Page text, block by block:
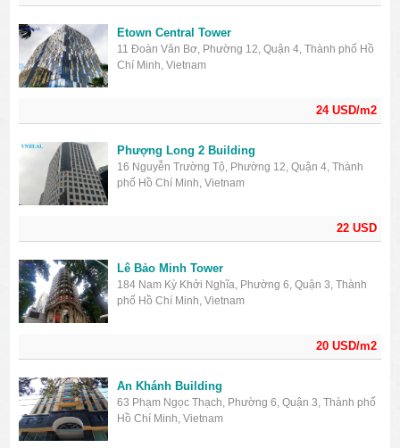
24 USD/m2
Etown Central Tower
11 Đoàn Văn Bơ, Phường 12, Quận 4, Thành phố Hồ
Chí Minh, Vietnam
22 USD
Phượng Long 2 Building
16 Nguyễn Trường Tộ, Phường 12, Quận 4, Thành
phố Hồ Chí Minh, Vietnam
20 USD/m2
Lê Bảo Minh Tower
184 Nam Kỳ Khởi Nghĩa, Phường 6, Quận 3, Thành
phố Hồ Chí Minh, Vietnam
An Khánh Building
63 Phạm Ngọc Thạch, Phường 6, Quận 3, Thành phố
Hồ Chí Minh, Vietnam